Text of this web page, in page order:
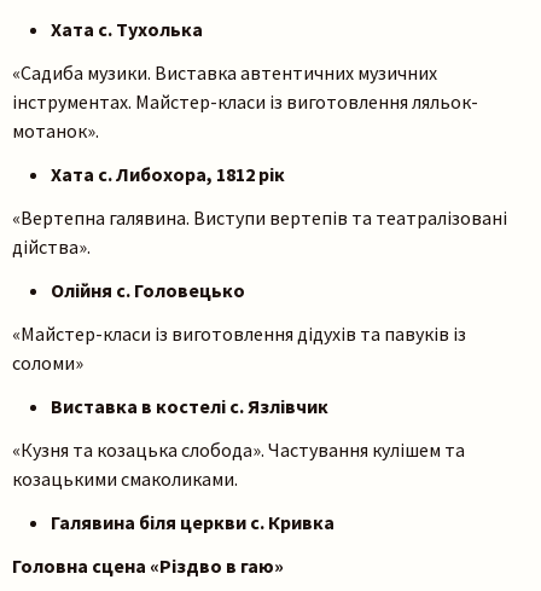
Хата с. Тухолька
«Садиба музики. Виставка автентичних музичних
інструментах. Майстер-класи із виготовлення ляльок-
мотанок».
Хата с. Либохора, 1812 рік
«Вертепна галявина. Виступи вертепів та театралізовані
дійства».
Олійня с. Головецько
«Майстер-класи із виготовлення дідухів та павуків із
соломи»
Виставка в костелі с. Язлівчик
«Кузня та козацька слобода». Частування кулішем та
козацькими смаколиками.
Галявина біля церкви с. Кривка
Головна сцена «Різдво в гаю»